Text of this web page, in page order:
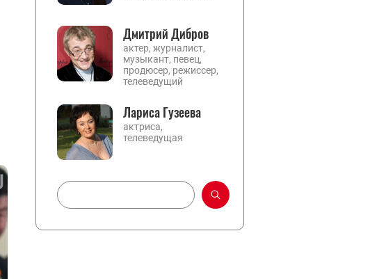
Дмитрий Дибров
актер, журналист,
музыкант, певец,
продюсер, режиссер,
телеведущий
Лариса Гузеева
актриса,
телеведущая